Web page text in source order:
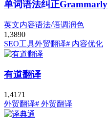
单词语法纠正Grammarly
英文内容语法/语调润色
1,3890
SEO工具外贸翻译# 内容优化
有道翻译
1,4171
外贸翻译# 外贸翻译